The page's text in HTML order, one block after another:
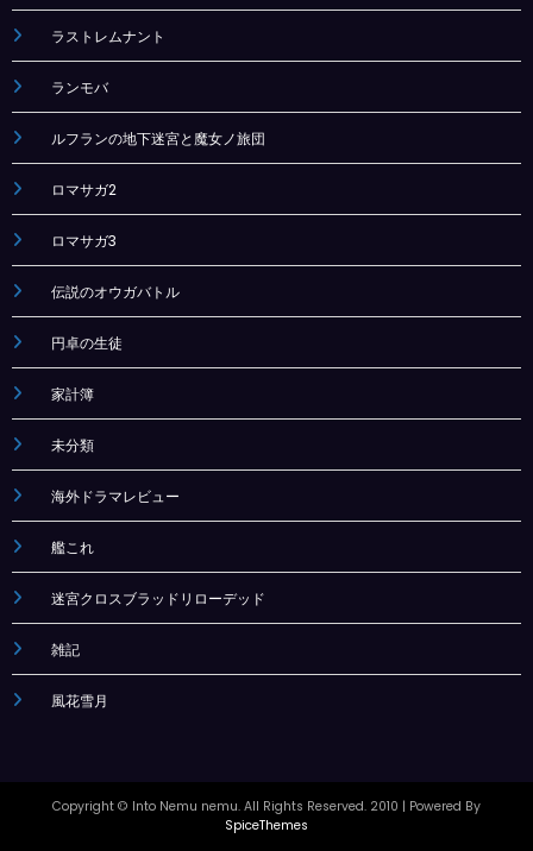
ラストレムナント
ランモバ
ルフランの地下迷宮と魔女ノ旅団
ロマサガ2
ロマサガ3
伝説のオウガバトル
円卓の生徒
家計簿
未分類
海外ドラマレビュー
艦これ
迷宮クロスブラッドリローデッド
雑記
風花雪月
Copyright © Into Nemu nemu. All Rights Reserved. 2010 | Powered By
SpiceThemes